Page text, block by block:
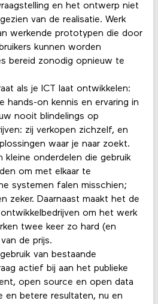
en het ontwerp niet
van de realisatie. Werk
werkende prototypen die door
kunnen worden
bereid zonodig opnieuw te
als je ICT laat ontwikkelen:
hands-on kennis en ervaring in
nooit blindelings op
zij verkopen zichzelf, en
waar je naar zoekt.
kleine onderdelen die gebruik
om met elkaar te
systemen falen misschien;
zeker. Daarnaast maakt het de
om het werk
twee keer zo hard (en
de prijs.
van bestaande
actief bij aan het publieke
open source en open data
en betere resultaten, nu en